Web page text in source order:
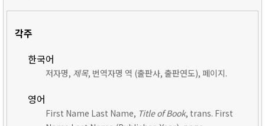
각주
한국어
저자명, 제목, 번역자명 역 (출판사, 출판연도), 페이지.
영어
First Name Last Name, Title of Book, trans. First